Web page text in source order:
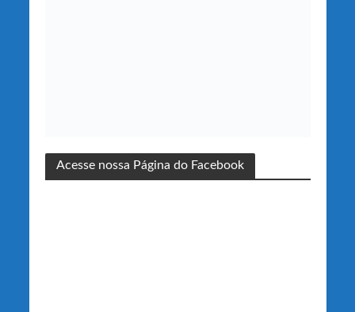
Acesse nossa Página do Facebook